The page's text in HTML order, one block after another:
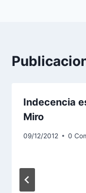
Indecencia
Miro
09/12/2012 0